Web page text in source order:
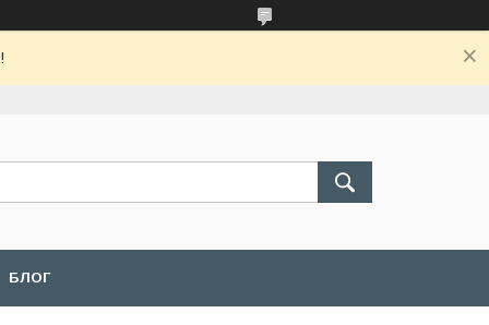
БЛОГ